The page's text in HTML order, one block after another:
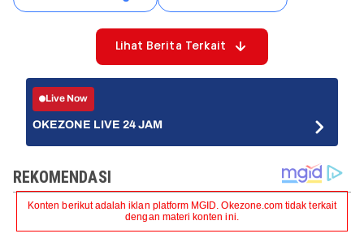
Lihat Berita Terkait
Live Now
OKEZONE LIVE 24 JAM